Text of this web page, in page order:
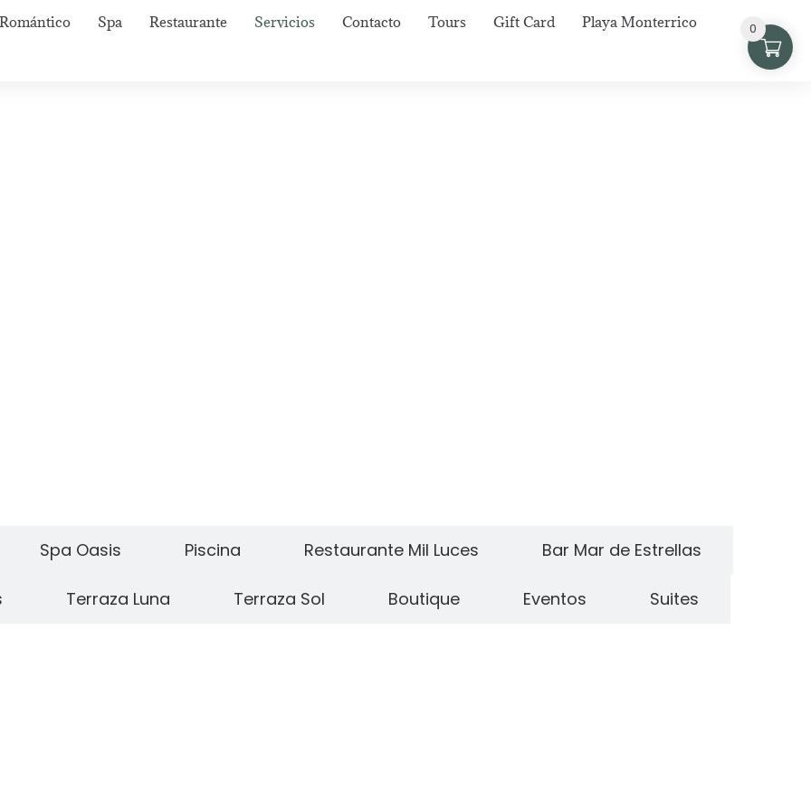
Romántico Spa Restaurante Servicios Contacto Tours Gift Card Playa Monterrico
Spa Oasis Piscina Restaurante Mil Luces Bar Mar de Estrellas
Terraza Luna Terraza Sol Boutique Eventos Suites
0